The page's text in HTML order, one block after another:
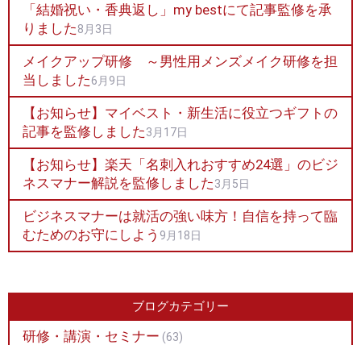
「結婚祝い・香典返し」my bestにて記事監修を承
りました8月3日
メイクアップ研修 ～男性用メンズメイク研修を担
当しました6月9日
【お知らせ】マイベスト・新生活に役立つギフトの
記事を監修しました3月17日
【お知らせ】楽天「名刺入れおすすめ24選」のビジ
ネスマナー解説を監修しました3月5日
ビジネスマナーは就活の強い味方！自信を持って臨
むためのお守にしよう 9月18日
ブログカテゴリー
研修・講演・セミナー (63)